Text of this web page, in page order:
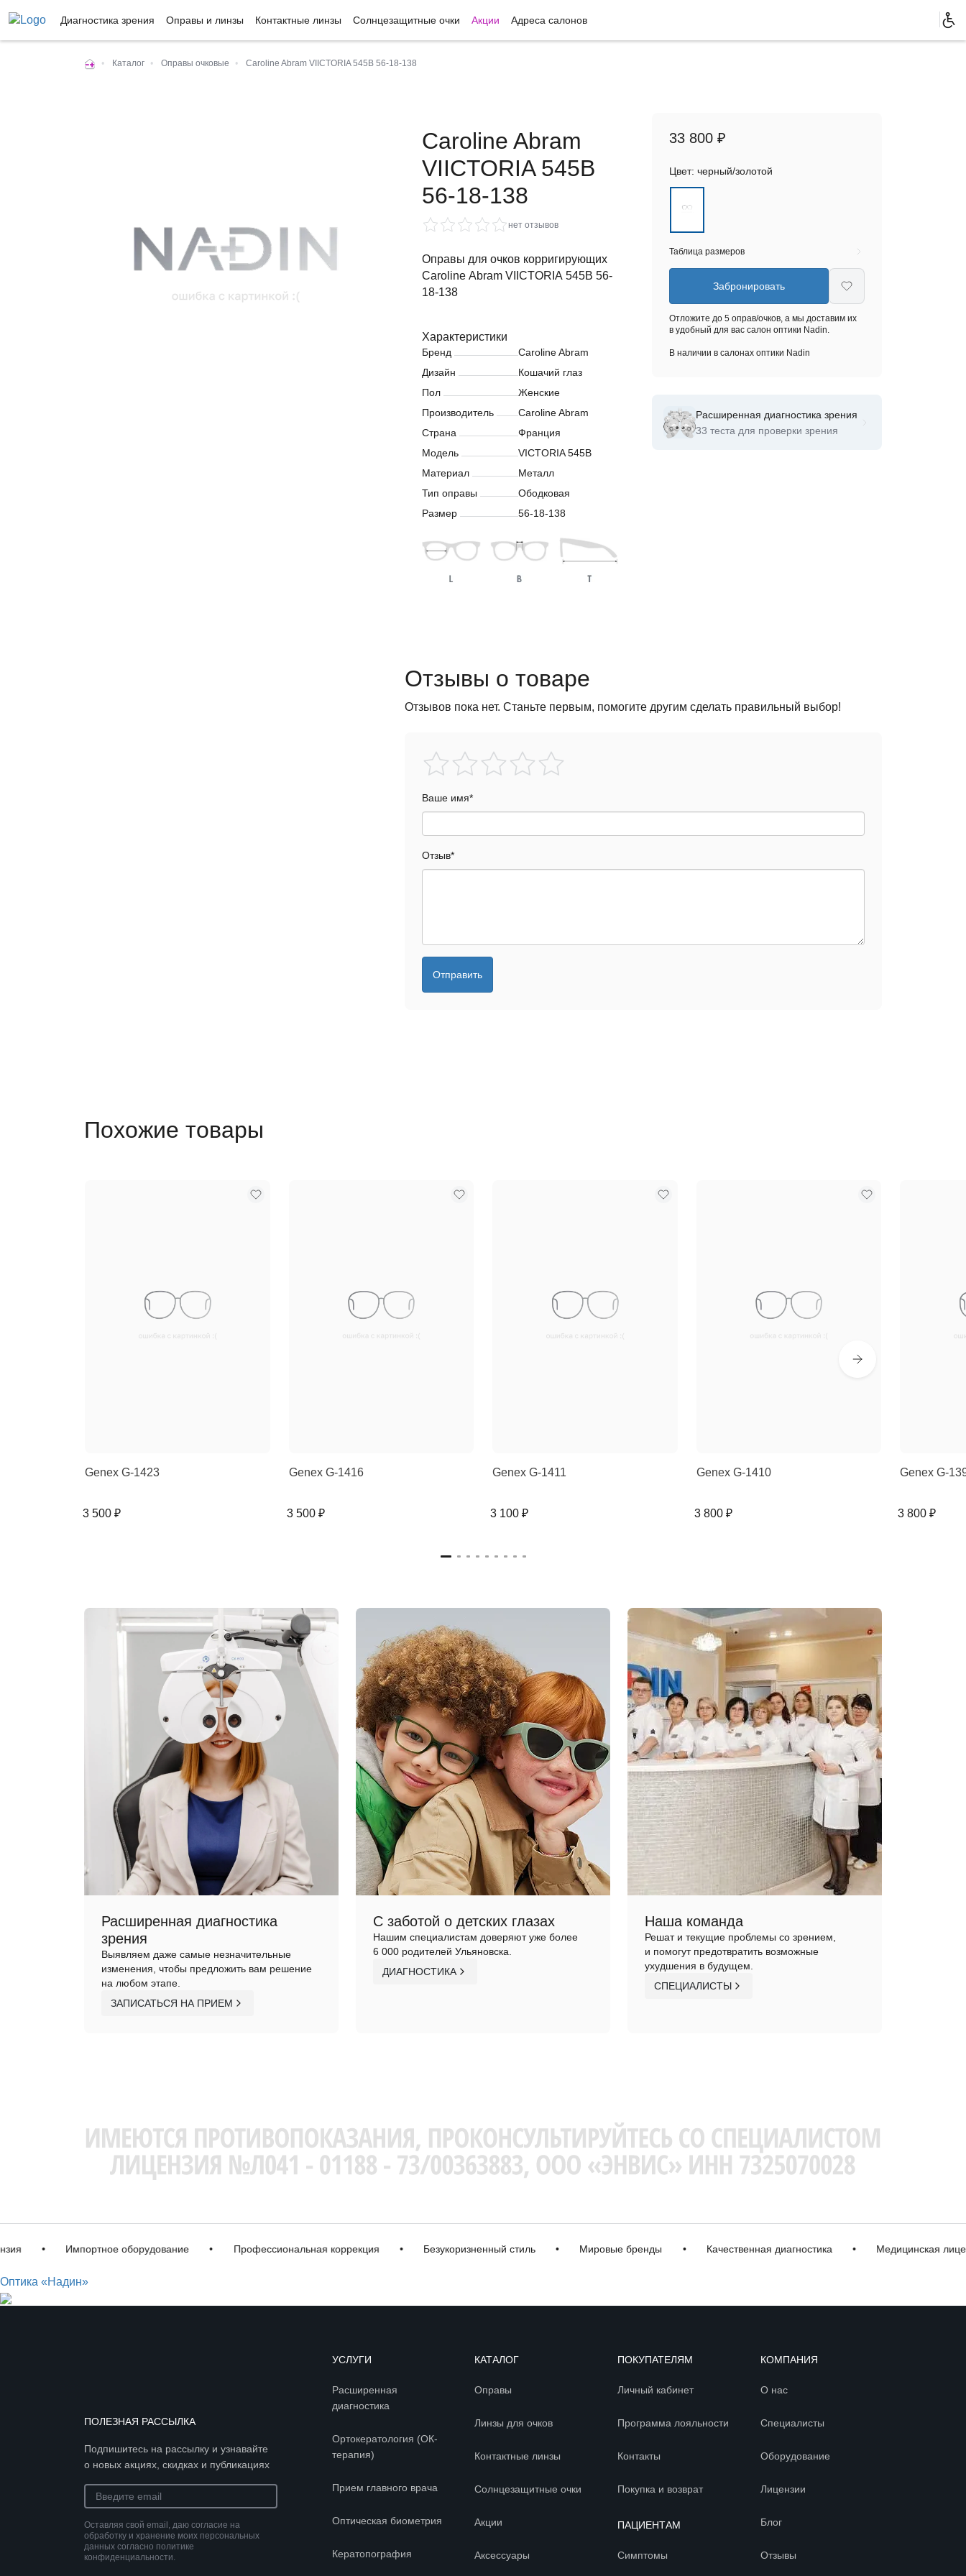
Диагностика зрения Оправы и линзы Контактные линзы Солнцезащитные очки Акции Адреса салонов
• Каталог • Оправы очковые • Caroline Abram VIICTORIA 545B 56-18-138
Caroline Abram
VIICTORIA 545B
56-18-138
нет отзывов
Оправы для очков корригирующих
Caroline Abram VIICTORIA 545B 56-
18-138
Характеристики
Бренд
Caroline Abram
Дизайн
Кошачий глаз
Пол
Женские
Производитель
Caroline Abram
Страна
Франция
Модель
VICTORIA 545B
Материал
Металл
Тип оправы
Ободковая
Размер
56-18-138
33 800 ₽
Цвет: черный/золотой
Таблица размеров
Забронировать
Отложите до 5 оправ/очков, а мы доставим их
в удобный для вас салон оптики Nadin.
В наличии в салонах оптики Nadin
Расширенная диагностика зрения
33 теста для проверки зрения
Отзывы о товаре
Отзывов пока нет. Станьте первым, помогите другим сделать правильный выбор!
Ваше имя*
Отзыв*
Отправить
Похожие товары
Genex G-1423
3 500 ₽
Genex G-1416
3 500 ₽
Genex G-1411
3 100 ₽
Genex G-1410
3 800 ₽
Genex G-
3 800 ₽
Расширенная диагностика
зрения
Выявляем даже самые незначительные
изменения, чтобы предложить вам решение
на любом этапе.
ЗАПИСАТЬСЯ НА ПРИЕМ
С заботой о детских глазах
Нашим специалистам доверяют уже более
6 000 родителей Ульяновска.
ДИАГНОСТИКА
Наша команда
Решат и текущие проблемы со зрением,
и помогут предотвратить возможные
ухудшения в будущем.
СПЕЦИАЛИСТЫ
• Импортное оборудование • Профессиональная коррекция • Безукоризненный стиль • Мировые бренды • Качественная диагностика • Медицинская лицензия
Оптика «Надин»
ПОЛЕЗНАЯ РАССЫЛКА
Подпишитесь на рассылку и узнавайте
о новых акциях, скидках и публикациях
Оставляя свой email, даю согласие на
обработку и хранение моих персональных
данных согласно политике
конфиденциальности.
УСЛУГИ
Расширенная
диагностика
Ортокератология (ОК-
терапия)
Прием главного врача
Оптическая биометрия
Кератопография
КАТАЛОГ
Оправы
Линзы для очков
Контактные линзы
Солнцезащитные очки
Акции
Аксессуары
ПОКУПАТЕЛЯМ
Личный кабинет
Программа лояльности
Контакты
Покупка и возврат
ПАЦИЕНТАМ
Симптомы
КОМПАНИЯ
О нас
Специалисты
Оборудование
Лицензии
Блог
Отзывы